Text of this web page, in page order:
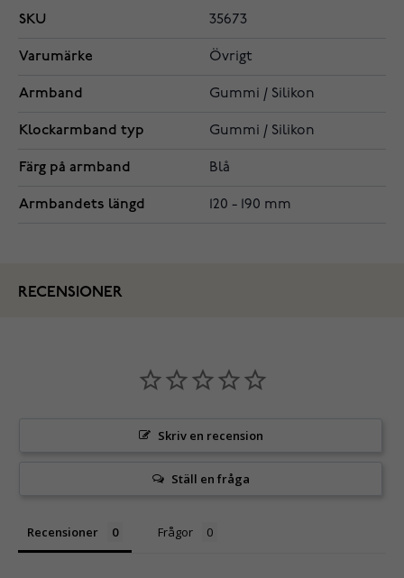
SKU 35673
Varumärke Övrigt
Armband Gummi / Silikon
Klockarmband typ Gummi / Silikon
Färg på armband Blå
Armbandets längd 120 - 190 mm
RECENSIONER
Skriv en recension
Ställ en fråga
Recensioner Frågor